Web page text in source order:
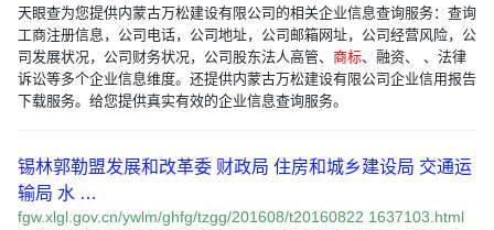
天眼查为您提供内蒙古万松建设有限公司的相关企业信息查询服务：查询
工商注册信息，公司电话，公司地址，公司邮箱网址，公司经营风险，公
司发展状况，公司财务状况，公司股东法人高管、 商标、融资、 、法律
诉讼等多个企业信息维度。还提供内蒙古万松建设有限公司企业信用报告
下载服务。给您提供真实有效的企业信息查询服务。
锡林郭勒盟发展和改革委 财政局 住房和城乡建设局 交通运
输局 水 …
fgw.xlgl.gov.cn/ywlm/ghfg/tzgg/201608/t20160822 1637103.html